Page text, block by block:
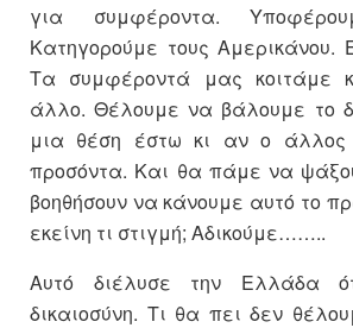
για συμφέροντα.
Κατηγορούμε τους Αμερικάνου.
Τα συμφέροντά μας κοιτάμε
άλλο. Θέλουμε να βάλουμε το
μια θέση έστω κι αν ο άλλος
προσόντα. Και θα πάμε να
βοηθήσουν να κάνουμε αυτό το
εκείνη τι στιγμή; Αδικούμε……..
Αυτό διέλυσε την Ελλάδα
δικαιοσύνη. Τι θα πει δεν